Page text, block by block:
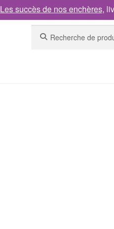
Les succès de nos enchères,